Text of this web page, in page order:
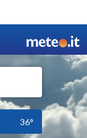
36°